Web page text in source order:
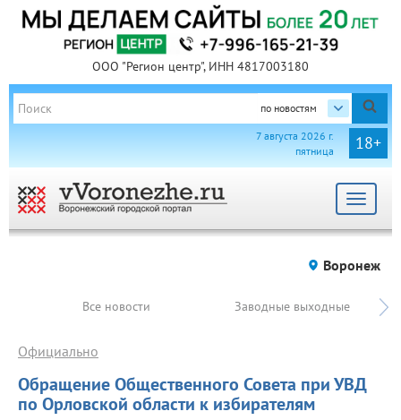
ООО "Регион центр", ИНН 4817003180
по новостям
18+
7 августа 2026 г.
пятница
Toggle
Воронеж
Все новости Заводные выходные
Обращение Общественного Совета при УВД
по Орловской области к избирателям
Официально